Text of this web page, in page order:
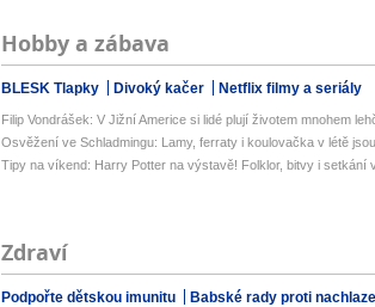
Hobby a zábava
BLESK Tlapky Divoký kačer Netflix filmy a seriály
Filip Vondrášek: V Jižní Americe si lidé plují životem mnohem
Osvěžení ve Schladmingu: Lamy, ferraty i koulovačka v létě
Tipy na víkend: Harry Potter na výstavě! Folklor, bitvy i setkání
Zdraví
Podpořte dětskou imunitu
Babské rady proti